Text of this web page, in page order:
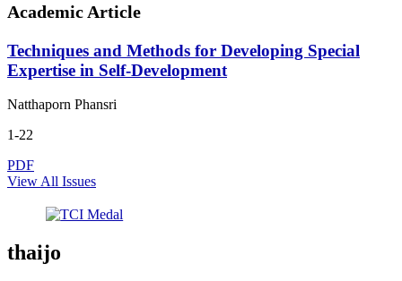
Academic Article
Techniques and Methods for Developing Special
Expertise in Self-Development
Natthaporn Phansri
1-22
PDF
View All Issues
thaijo